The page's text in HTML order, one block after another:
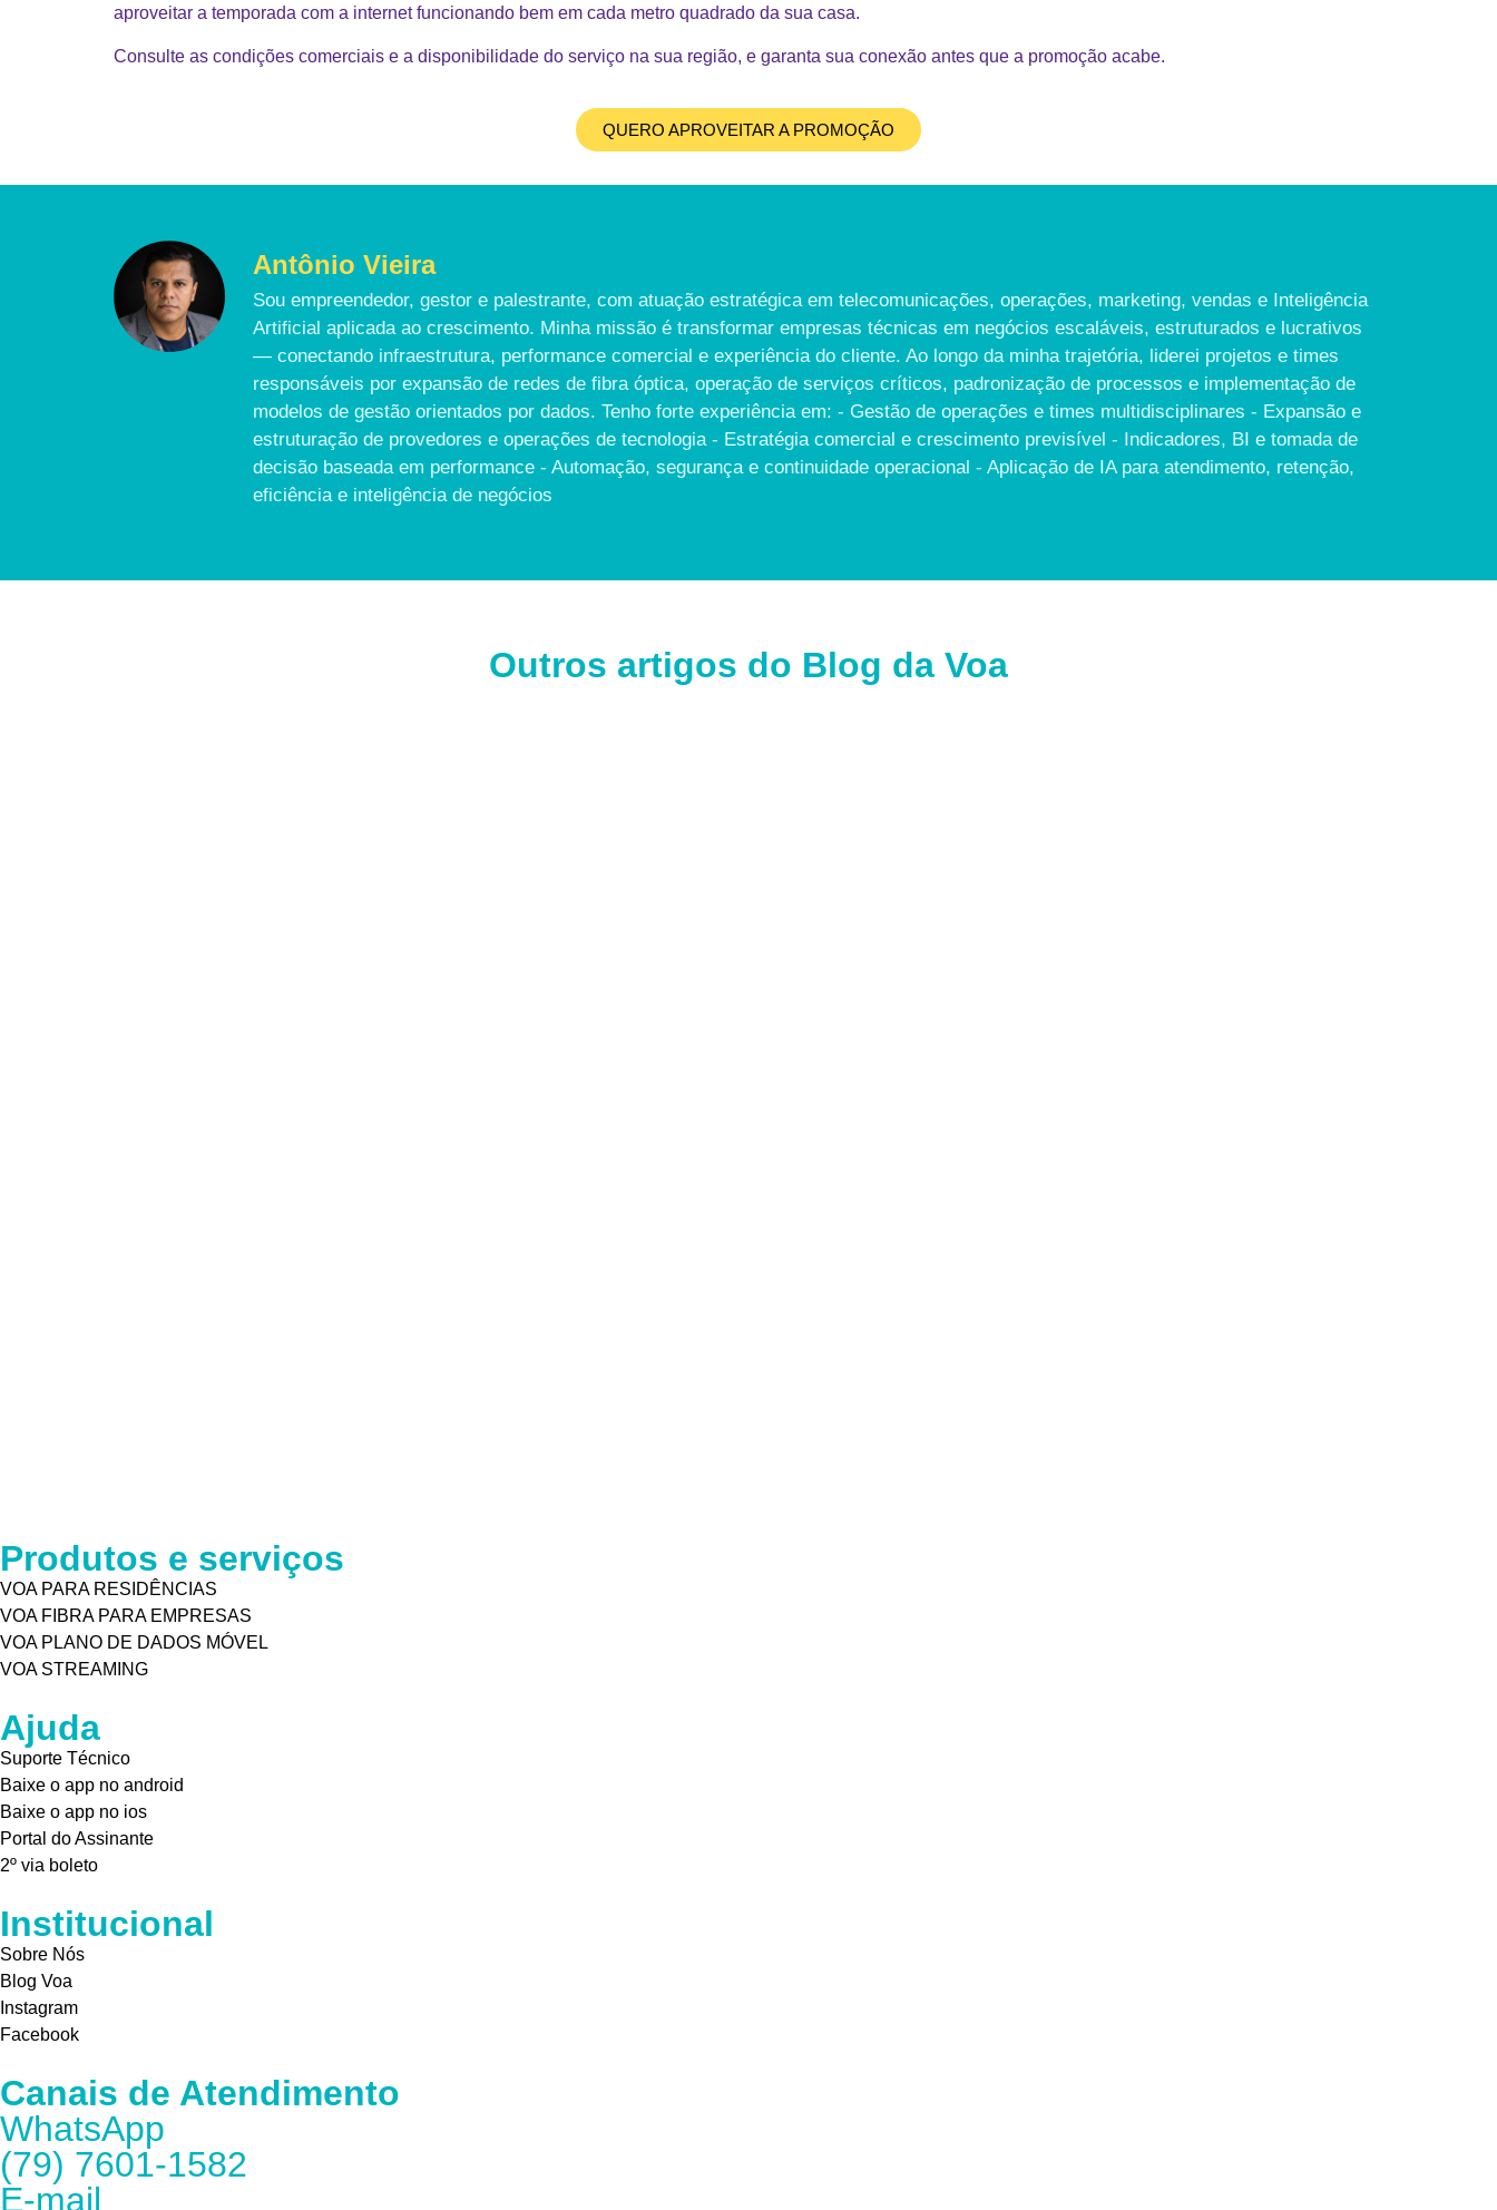
aproveitar a temporada com a internet funcionando bem em cada metro quadrado da sua casa.
Consulte as condições comerciais e a disponibilidade do serviço na sua região, e garanta sua conexão antes que a promoção acabe.
QUERO APROVEITAR A PROMOÇÃO
Antônio Vieira
Sou empreendedor, gestor e palestrante, com atuação estratégica em telecomunicações, operações, marketing, vendas e Inteligência
Artificial aplicada ao crescimento. Minha missão é transformar empresas técnicas em negócios escaláveis, estruturados e lucrativos
— conectando infraestrutura, performance comercial e experiência do cliente. Ao longo da minha trajetória, liderei projetos e times
responsáveis por expansão de redes de fibra óptica, operação de serviços críticos, padronização de processos e implementação de
modelos de gestão orientados por dados. Tenho forte experiência em: - Gestão de operações e times multidisciplinares - Expansão e
estruturação de provedores e operações de tecnologia - Estratégia comercial e crescimento previsível - Indicadores, BI e tomada de
decisão baseada em performance - Automação, segurança e continuidade operacional - Aplicação de IA para atendimento, retenção,
eficiência e inteligência de negócios
Outros artigos do Blog da Voa
Produtos e serviços
VOA PARA RESIDÊNCIAS
VOA FIBRA PARA EMPRESAS
VOA PLANO DE DADOS MÓVEL
VOA STREAMING
Ajuda
Suporte Técnico
Baixe o app no android
Baixe o app no ios
Portal do Assinante
2º via boleto
Institucional
Sobre Nós
Blog Voa
Instagram
Facebook
Canais de Atendimento
WhatsApp
(79) 7601-1582
E-mail